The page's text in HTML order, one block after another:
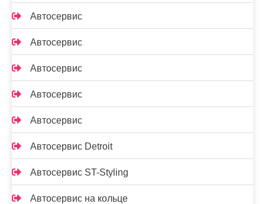
Автосервис
Автосервис
Автосервис
Автосервис
Автосервис
Автосервис Detroit
Автосервис ST-Styling
Автосервис на кольце